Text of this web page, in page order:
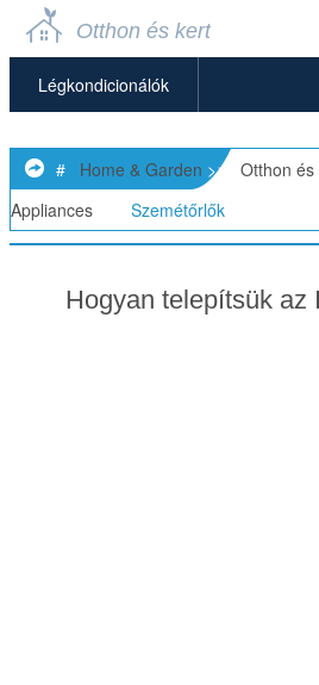
Otthon és kert
Légkondicionálók
Készülék Javítás
Mennyezeti Ventilátorok
Mosogatógépek
# Home & Garden >> Otthon és
Appliances
Szemétőrlők
Hogyan telepítsük az